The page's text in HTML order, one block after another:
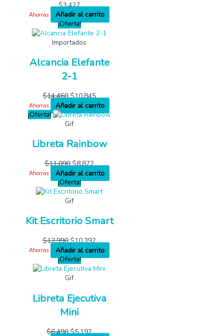
$3,427
Ahorras
Añadir al carrito
¡Oferta!
Importados
Alcancia Elefante
2-1
$14,460 $10,845
Ahorras
Añadir al carrito
¡Oferta!
Gif
Libreta Rainbow
$11,090 $8,872
Ahorras
Añadir al carrito
¡Oferta!
Gif
Kit Escritorio Smart
$12,990 $10,392
Ahorras
Añadir al carrito
¡Oferta!
Gif
Libreta Ejecutiva
Mini
$6,490 $5,192